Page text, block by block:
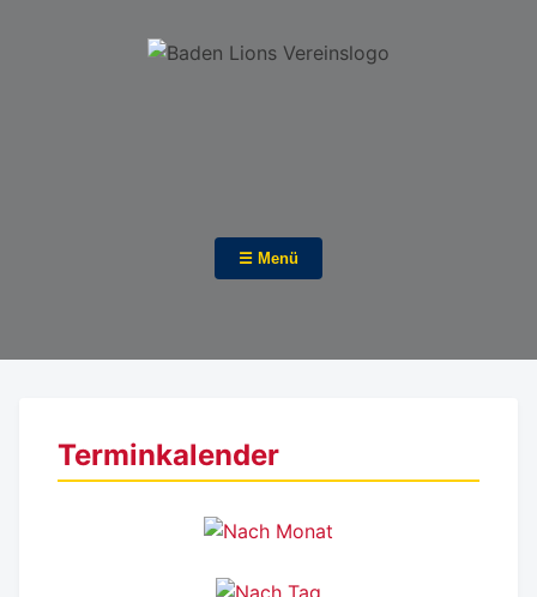
☰ Menü
Terminkalender